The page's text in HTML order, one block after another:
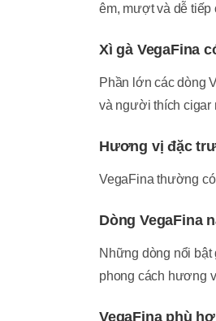
êm, mượt và dễ tiếp
Xì gà VegaFina
Phần lớn các dòng
và người thích cigar
Hương vị đặc
VegaFina thường
Dòng VegaFina
Những dòng nổi
phong cách hương
VegaFina phù